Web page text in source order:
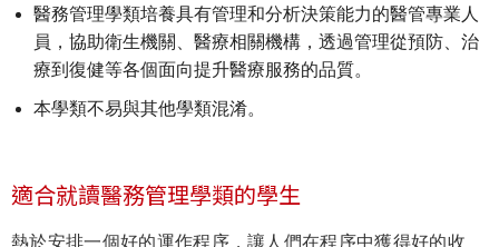
醫務管理學類培養具有管理和分析決策能力的醫管專業人
員，協助衛生機關、醫療相關機構，透過管理從預防、治
療到復健等各個面向提升醫療服務的品質。
本學類不易與其他學類混淆。
適合就讀醫務管理學類的學生
熱於安排一個好的運作程序，讓人們在程序中獲得好的收